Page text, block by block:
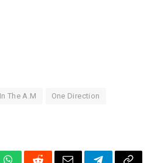
The A.M One Direction